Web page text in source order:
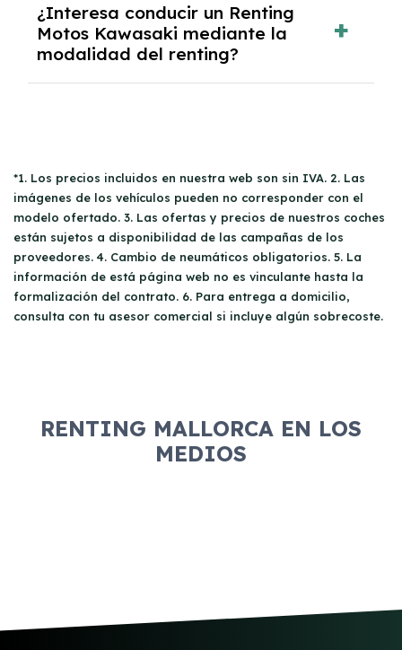
renting se puede adquirir el coche. En este
caso tendrán que analizar los años, la
cantidad de kilómetros recorridos y el coste
del mercado actual.
¿Interesa conducir un Renting
Motos Kawasaki mediante la
modalidad del renting?
*1. Los precios incluidos en nuestra web son sin IVA. 2. Las
imágenes de los vehículos pueden no corresponder con el
modelo ofertado. 3. Las ofertas y precios de nuestros coches
están sujetos a disponibilidad de las campañas de los
proveedores. 4. Cambio de neumáticos obligatorios. 5. La
información de está página web no es vinculante hasta la
formalización del contrato. 6. Para entrega a domicilio,
consulta con tu asesor comercial si incluye algún sobrecoste.
RENTING MALLORCA EN LOS
MEDIOS